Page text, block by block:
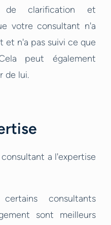
de clarification et
votre consultant n'a
et n'a pas suivi ce que
peut également
de lui.
a l'expertise
consultants
sont meilleurs